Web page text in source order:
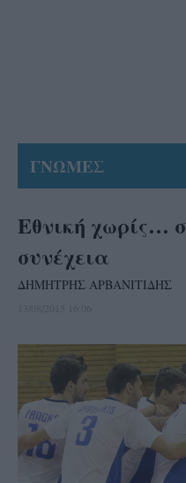
ΓΝΩΜΕΣ
Εθνική χωρίς…
συνέχεια
ΔΗΜΗΤΡΗΣ ΑΡΒΑΝΙΤΙΔΗΣ